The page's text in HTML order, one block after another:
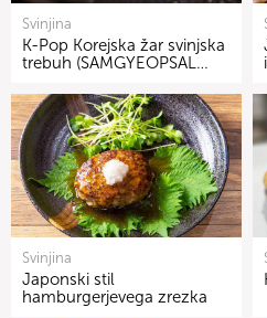
Svinjina
K-Pop Korejska žar svinjska
trebuh (SAMGYEOPSAL…
Svinjina
Japonski stil
hamburgerjevega zrezka